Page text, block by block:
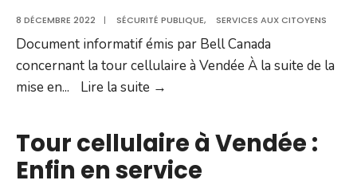
politique
familiale
pour
Amherst !
8 DÉCEMBRE 2022 | SÉCURITÉ PUBLIQUE, SERVICES AUX CITOYENS
Document informatif émis par Bell Canada
concernant la tour cellulaire à Vendée À la suite de la
mise en... Lire la suite →
–
Tour
Tour cellulaire à Vendée :
Enfin en service